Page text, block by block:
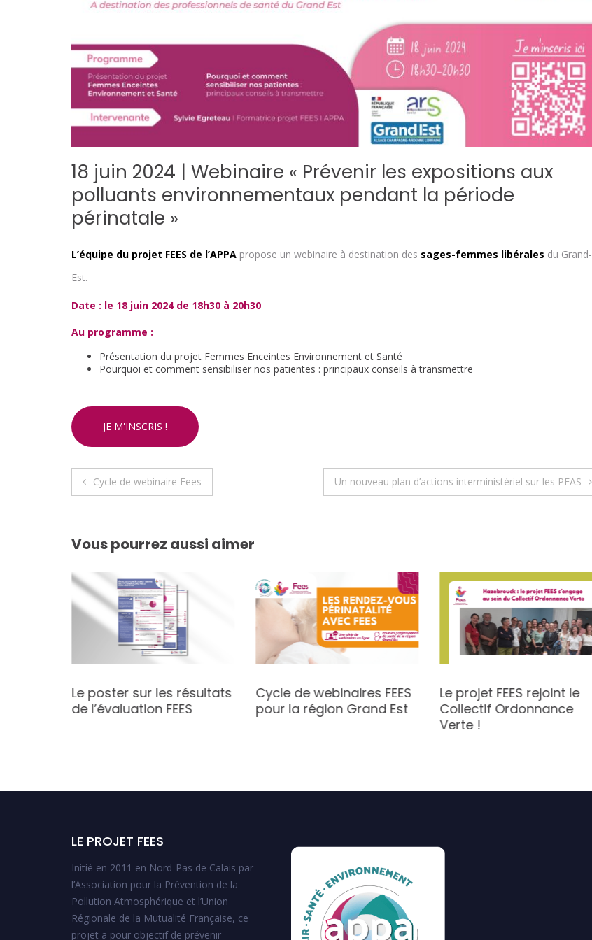
18 juin 2024 | Webinaire « Prévenir les expositions aux
polluants environnementaux pendant la période
périnatale »
L’équipe du projet FEES de l’APPA propose un webinaire à destination des sages-femmes libérales du Grand-
Est.
Date : le 18 juin 2024 de 18h30 à 20h30
Au programme :
Présentation du projet Femmes Enceintes Environnement et Santé
Pourquoi et comment sensibiliser nos patientes : principaux conseils à transmettre
JE M'INSCRIS !
Navigation
l’article
Cycle de webinaire Fees Un nouveau plan d’actions interministériel sur les PFAS
Vous pourrez aussi aimer
Le poster sur les résultats
de l’évaluation FEES
Cycle de webinaires FEES
pour la région Grand Est
Le projet FEES rejoint le
Collectif Ordonnance
Verte !
LE PROJET FEES
Initié en 2011 en Nord-Pas de Calais par
l’Association pour la Prévention de la
Pollution Atmosphérique et l’Union
Régionale de la Mutualité Française, ce
projet a pour objectif de prévenir